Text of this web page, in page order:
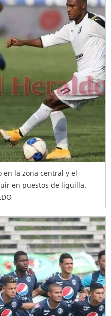
en la zona central y el
en puestos de liguilla.